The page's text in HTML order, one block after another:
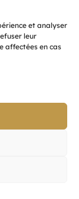
et analyser
leur
affectées en cas